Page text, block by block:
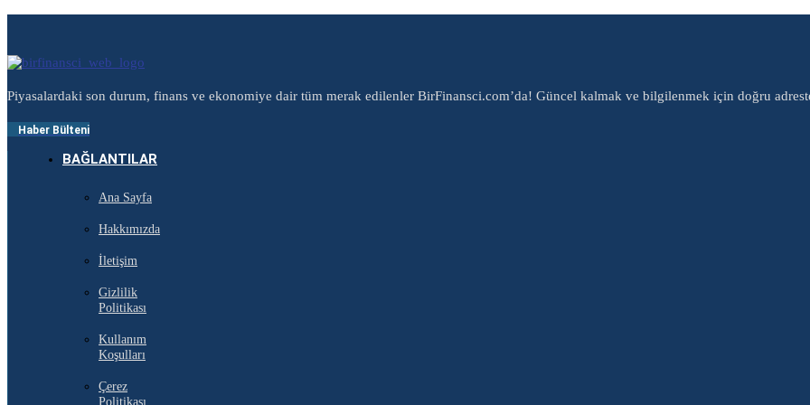
Piyasalardaki son durum, finans ve ekonomiye dair tüm merak edilenler BirFinansci.com’da! Güncel kalmak ve bilgilenmek için doğru
Haber Bülteni
BAĞLANTILAR
Ana Sayfa
Hakkımızda
İletişim
Gizlilik
Politikası
Kullanım
Koşulları
Çerez
Politikası